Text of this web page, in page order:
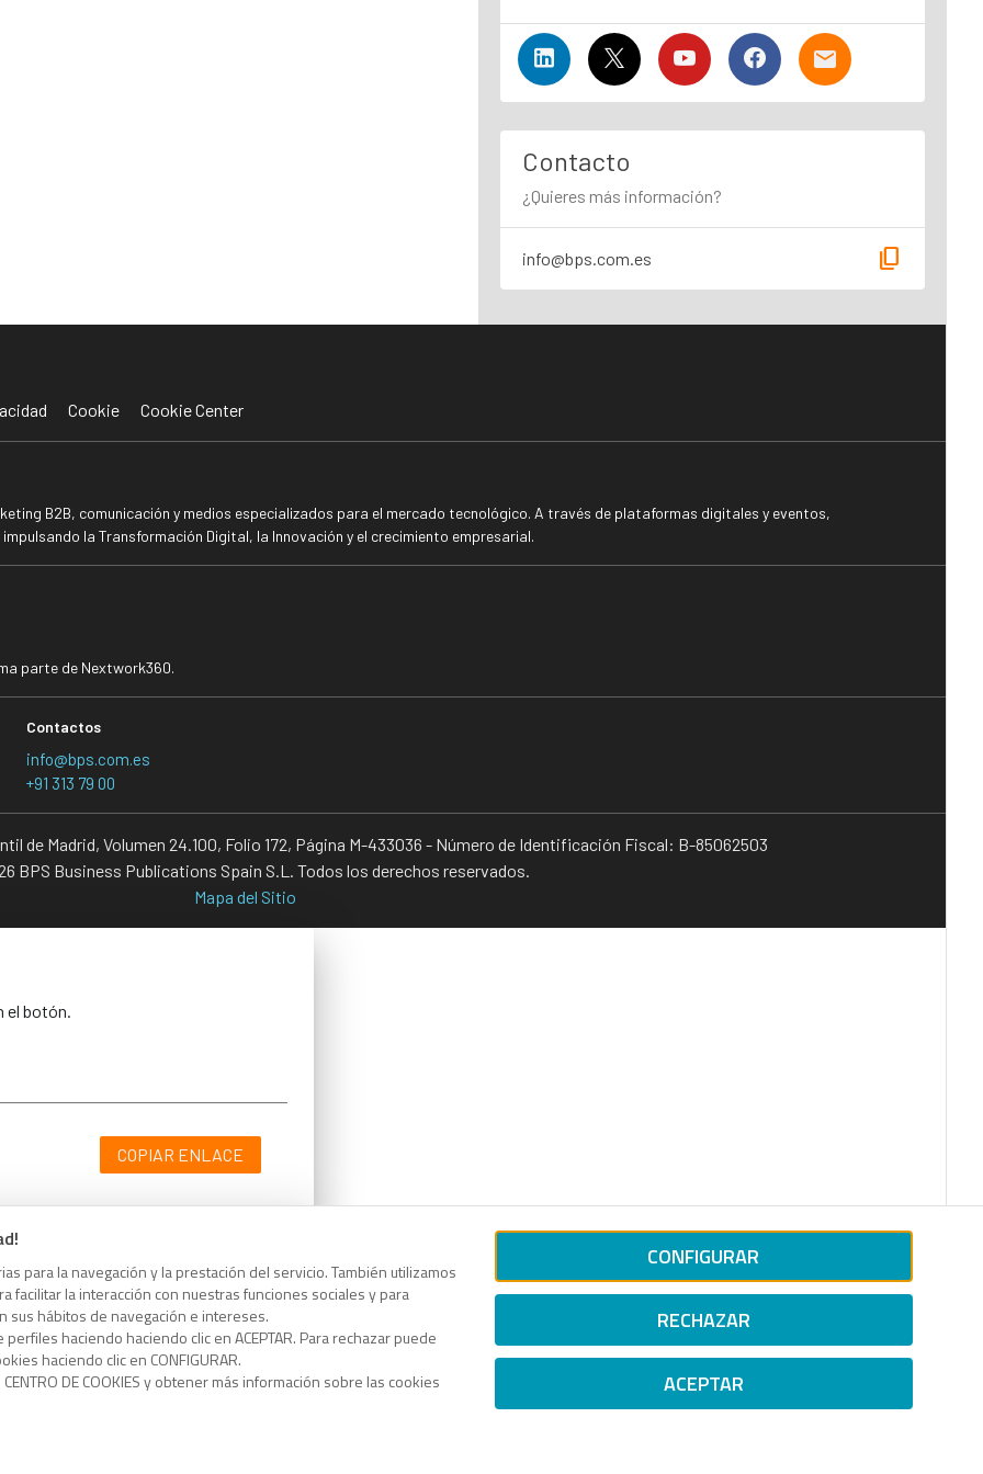
Contacto
¿Quieres más información?
info@bps.com.es content_copy
para la navegación y la prestación del servicio. También utilizamos
facilitar la interacción con nuestras funciones sociales y para
sus hábitos de navegación e intereses.
haciendo haciendo clic en ACEPTAR. Para rechazar puede
haciendo clic en CONFIGURAR.
DE COOKIES y obtener más información sobre las cookies
CONFIGURAR
RECHAZAR
ACEPTAR
Cookie Cookie Center
B2B, comunicación y medios especializados para el mercado tecnológico. A través de plataformas digitales y eventos,
la Transformación Digital, la Innovación y el crecimiento empresarial.
parte de Nextwork360.
Contactos
info@bps.com.es
+91 313 79 00
de Madrid, Volumen 24.100, Folio 172, Página M-433036 - Número de Identificación Fiscal: B-85062503
BPS Business Publications Spain S.L. Todos los derechos reservados.
Mapa del Sitio
el botón.
COPIAR ENLACE
el botón.